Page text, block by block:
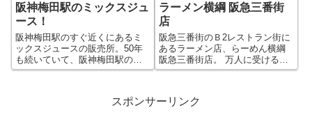
阪神梅田駅のミックスジュ
ース！
阪神梅田駅のすぐ近くにあるミ
ックスジュースの販売所。50年
も続いていて、阪神梅田駅の利
用者はもとより、梅田では有名
ックスジュース大阪梅田」にな
ラーメン横綱 阪急三番街
店
阪急三番街のＢ2レストラン街に
あるラーメン店、らーめん横綱
阪急三番街店。 万人に受ける大
衆ラーメンの王道、とんこつ醤
スとして健在です。 【ラーメン
スポンサーリンク